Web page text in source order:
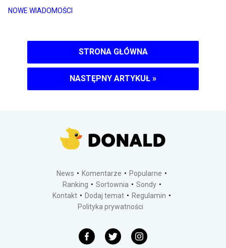
NOWE WIADOMOŚCI
STRONA GŁÓWNA
NASTĘPNY ARTYKUŁ »
News Komentarze
Popularne
Ranking
Sortownia
Sondy
Kontakt
Dodaj temat
Regulamin
Polityka prywatności